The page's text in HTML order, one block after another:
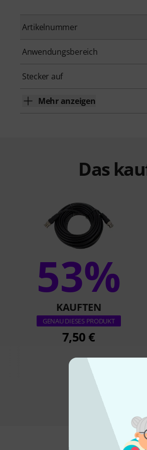
Artikelnummer
Anwendungsbereich
Stecker auf
Mehr anzeigen
Das
53%
KAUFTEN
GENAU DIESES PRODUKT
7,50 €